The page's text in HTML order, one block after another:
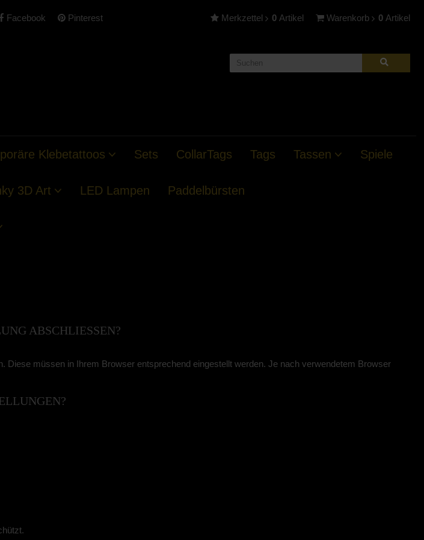
Facebook Pinterest Warenkorb 0 Artikel
Merkzettel 0 Artikel
Klebetattoos Sets CollarTags Tags Tassen Spiele
3D Art LED Lampen Paddelbürsten
ABSCHLIESSEN?
müssen in Ihrem Browser entsprechend eingestellt werden. Je nach verwendetem Browser